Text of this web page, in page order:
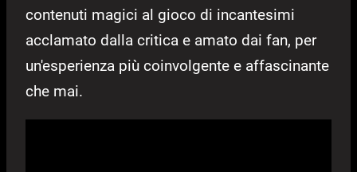
contenuti magici al gioco di incantesimi
acclamato dalla critica e amato dai fan, per
un'esperienza più coinvolgente e affascinante
che mai.